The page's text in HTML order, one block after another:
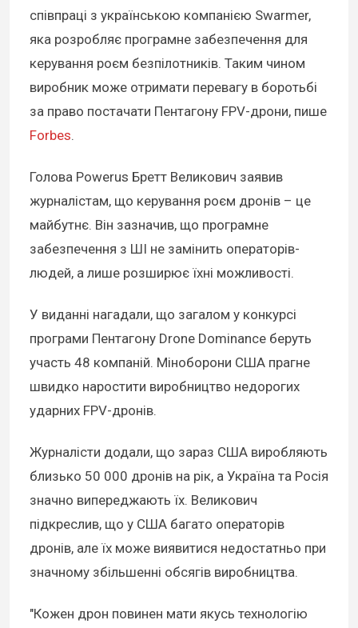
співпраці з українською компанією Swarmer,
яка розробляє програмне забезпечення для
керування роєм безпілотників. Таким чином
виробник може отримати перевагу в боротьбі
за право постачати Пентагону FPV-дрони, пише
Forbes.
Голова Powerus Бретт Великович заявив
журналістам, що керування роєм дронів – це
майбутнє. Він зазначив, що програмне
забезпечення з ШІ не замінить операторів-
людей, а лише розширює їхні можливості.
У виданні нагадали, що загалом у конкурсі
програми Пентагону Drone Dominance беруть
участь 48 компаній. Міноборони США прагне
швидко наростити виробництво недорогих
ударних FPV-дронів.
Журналісти додали, що зараз США виробляють
близько 50 000 дронів на рік, а Україна та Росія
значно випереджають їх. Великович
підкреслив, що у США багато операторів
дронів, але їх може виявитися недостатньо при
значному збільшенні обсягів виробництва.
"Кожен дрон повинен мати якусь технологію